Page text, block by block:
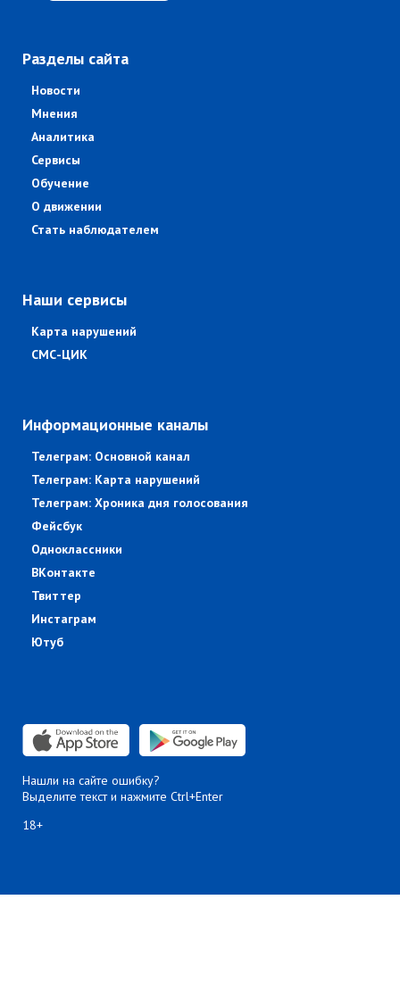
Разделы сайта
Новости
Мнения
Аналитика
Сервисы
Обучение
О движении
Стать наблюдателем
Наши сервисы
Карта нарушений
СМС-ЦИК
Информационные каналы
Телеграм: Основной канал
Телеграм: Карта нарушений
Телеграм: Хроника дня голосования
Фейсбук
Одноклассники
ВКонтакте
Твиттер
Инстаграм
Ютуб
Нашли на сайте ошибку?
Выделите текст и нажмите Ctrl+Enter
18+